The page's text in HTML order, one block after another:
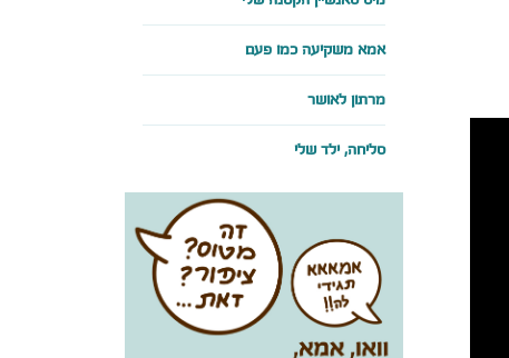
אמא משקיעה כמו פעם
מרתון לאושר
סליחה, ילד שלי